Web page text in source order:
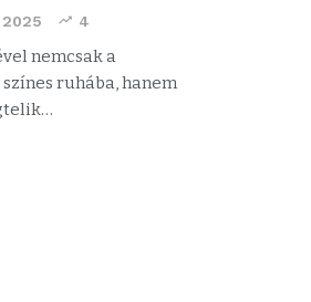
4
nemcsak a
ruhába, hanem